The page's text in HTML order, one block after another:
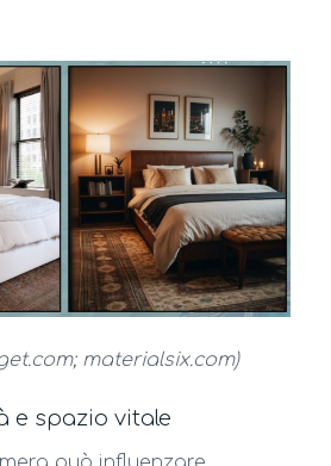
materialsix.com)
e spazio vitale